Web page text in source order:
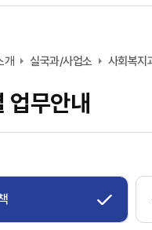
전북은행, 완주군
유희태 완주군수,
개 실국과/사업소 사회복지
업무안내